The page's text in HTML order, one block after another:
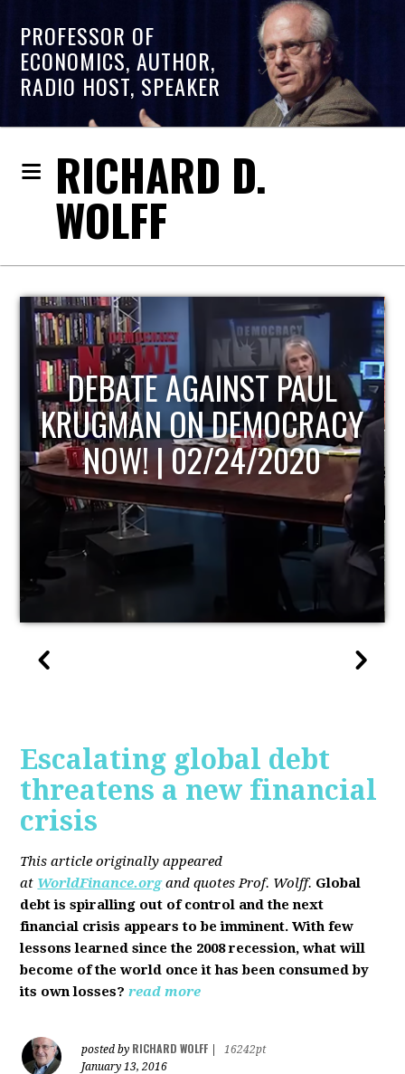
PROFESSOR OF
ECONOMICS, AUTHOR,
RADIO HOST, SPEAKER
RICHARD D.
WOLFF
HOST OF ECONOMIC
UPDATE
Escalating global debt
threatens a new financial
crisis
This article originally appeared
at WorldFinance.organd quotes Prof. Wolff. Global
debt is spiralling out of control and the next
financial crisis appears to be imminent. With few
lessons learned since the 2008 recession, what will
become of the world once it has been consumed by
its own losses? read more
posted by RICHARD WOLFF
16242pt
January 13, 2016